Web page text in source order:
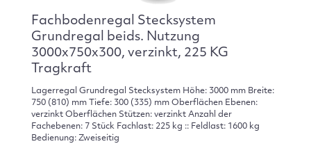
Fachbodenregal Stecksystem
Grundregal beids. Nutzung
3000x750x300, verzinkt, 225 KG
Tragkraft
Lagerregal Grundregal Stecksystem Höhe: 3000 mm Breite:
750 (810) mm Tiefe: 300 (335) mm Oberflächen Ebenen:
verzinkt Oberflächen Stützen: verzinkt Anzahl der
Fachebenen: 7 Stück Fachlast: 225 kg :: Feldlast: 1600 kg
Bedienung: Zweiseitig